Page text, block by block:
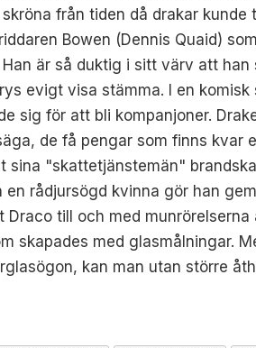
från tiden då drakar kunde
Bowen (Dennis Quaid)
är så duktig i sitt värv att
evigt visa stämma. I en komisk
sig för att bli kompanjoner.
de få pengar som finns kvar
sina "skattetjänstemän"
rådjursögd kvinna gör han
till och med munrörelserna
skapades med glasmålningar.
kan man utan större